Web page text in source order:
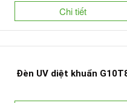
Chi tiết
Đèn UV diệt khuẩn